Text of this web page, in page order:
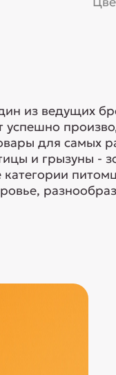
из ведущих
успешно
для самых
и грызуны -
категории